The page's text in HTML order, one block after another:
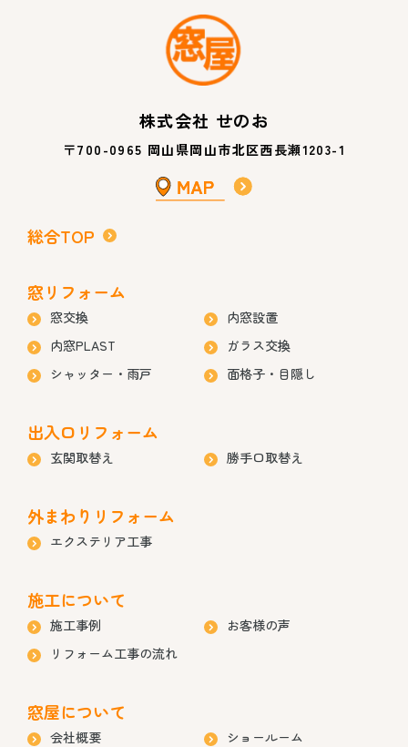
株式会社 せのお
〒700-0965 岡山県岡山市北区西長瀬1203-1
総合TOP
窓リフォーム
窓交換
内窓設置
内窓PLAST
ガラス交換
シャッター・雨戸
面格子・目隠し
出入口リフォーム
玄関取替え 勝手口取替え
外まわりリフォーム
エクステリア工事
施工について
施工事例
お客様の声
リフォーム工事の流れ
窓屋について
会社概要
ショールーム